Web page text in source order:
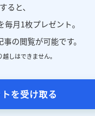
ると、
月1枚プレゼント。
の閲覧が可能です。
しはできません。
を受け取る